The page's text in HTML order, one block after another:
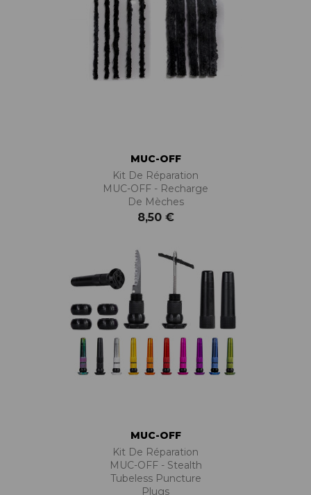
MUC-OFF
Kit De Réparation
MUC-OFF - Recharge
De Mèches
8,50 €
MUC-OFF
Kit De Réparation
MUC-OFF - Stealth
Tubeless Puncture
Plugs